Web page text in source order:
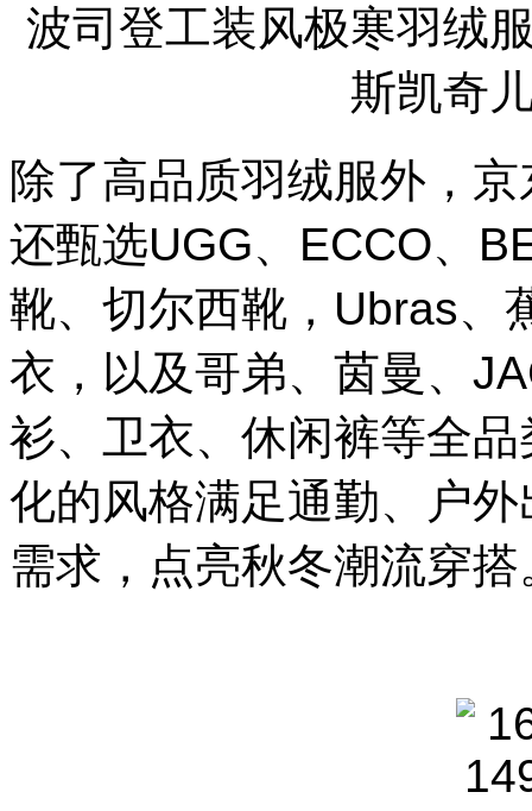
波司登工装风极寒羽绒
斯凯奇
除了高品质羽绒服外，
还甄选UGG、ECCO、
靴、切尔西靴，Ubras、
衣，以及哥弟、茵曼、
衫、卫衣、休闲裤等全
化的风格满足通勤、户
需求，点亮秋冬潮流穿搭